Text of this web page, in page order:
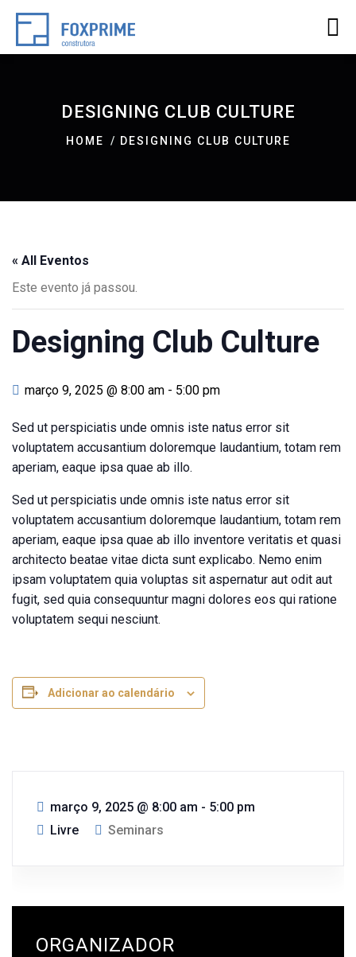
DESIGNING CLUB CULTURE
HOME DESIGNING CLUB CULTURE
« All Eventos
Este evento já passou.
Designing Club Culture
março 9, 2025 @ 8:00 am - 5:00 pm
Sed ut perspiciatis unde omnis iste natus error sit
voluptatem accusantium doloremque laudantium, totam rem
aperiam, eaque ipsa quae ab illo.
Sed ut perspiciatis unde omnis iste natus error sit
voluptatem accusantium doloremque laudantium, totam rem
aperiam, eaque ipsa quae ab illo inventore veritatis et quasi
architecto beatae vitae dicta sunt explicabo. Nemo enim
ipsam voluptatem quia voluptas sit aspernatur aut odit aut
fugit, sed quia consequuntur magni dolores eos qui ratione
voluptatem sequi nesciunt.
Adicionar ao calendário
março 9, 2025 @ 8:00 am - 5:00 pm
Livre
Seminars
ORGANIZADOR